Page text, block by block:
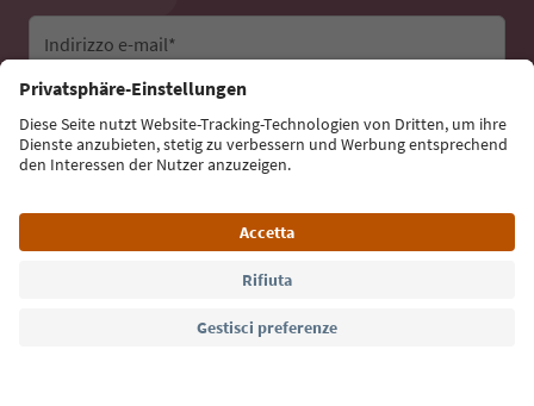
Indirizzo e-mail*
Iscriviti alla newsletter